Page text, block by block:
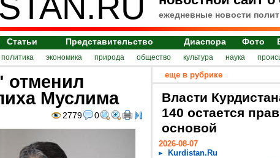
ежедневные новости
Статьи Представительство Диаспора Фото
политика экономика природа общество культура наука
отменил
Муслима
2779 0
еще в рубрике
Власти
140 остается
основой
2026-08-07
Kurdistan.Ru